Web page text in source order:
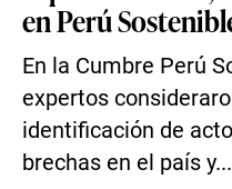
en Perú
En la Cumbre Perú
expertos
identificación de
brechas en el país y...